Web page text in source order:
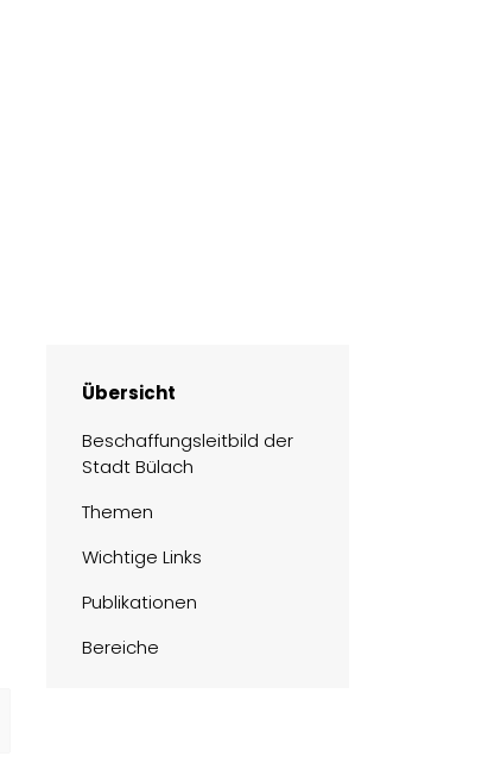
Übersicht
Beschaffungsleitbild der
Stadt Bülach
Themen
Wichtige Links
Publikationen
Bereiche